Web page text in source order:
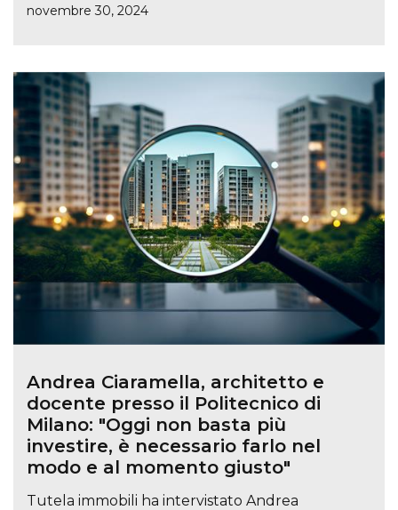
novembre 30, 2024
Andrea Ciaramella, architetto e
docente presso il Politecnico di
Milano: "Oggi non basta più
investire, è necessario farlo nel
modo e al momento giusto"
Tutela immobili ha intervistato Andrea